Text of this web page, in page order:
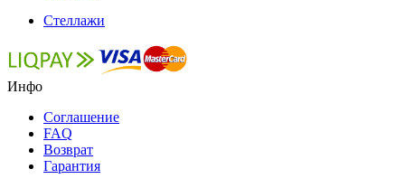
Стеллажи
Инфо
Соглашение
FAQ
Возврат
Гарантия